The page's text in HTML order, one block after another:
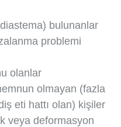
bulunanlar
problemi
olanlar
olmayan (fazla
eti hattı olan) kişiler
veya deformasyon